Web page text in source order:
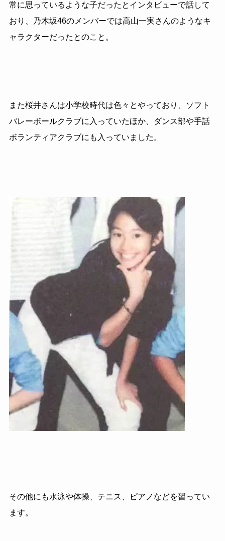
常に思っているような子だったとインタビューで話して
おり、乃木坂46のメンバーでは高山一実さんのようなキ
ャラクターだったとのこと。
また桜井さんは小学校時代は色々とやっており、ソフト
バレーボールクラブに入っていたほか、ダンス部や手話
ボランティアクラブにも入っていました。
その他にも水泳や体操、テニス、ピアノなどを習ってい
ます。